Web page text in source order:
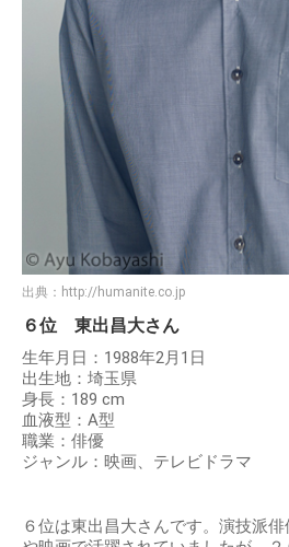
出典： http://humanite.co.jp
６位 東出昌大さん
生年月日：1988年2月1日
出生地：埼玉県
身長：189 cm
血液型：A型
職業：俳優
ジャンル：映画、テレビドラマ
６位は東出昌大さんです。演技派